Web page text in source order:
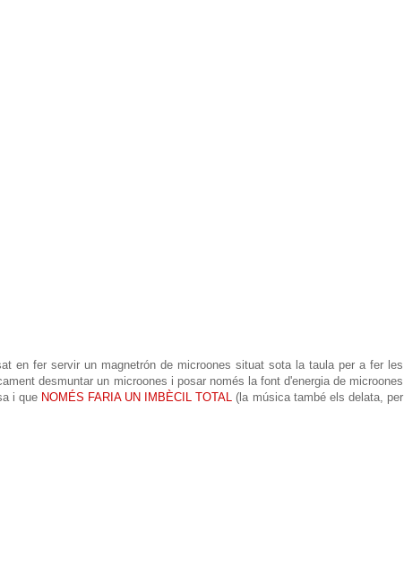
en fer servir un magnetrón de microones situat sota la taula per a fer les
desmuntar un microones i posar només la font d'energia de microones
i que NOMÉS FARIA UN IMBÈCIL TOTAL (la música també els delata, per